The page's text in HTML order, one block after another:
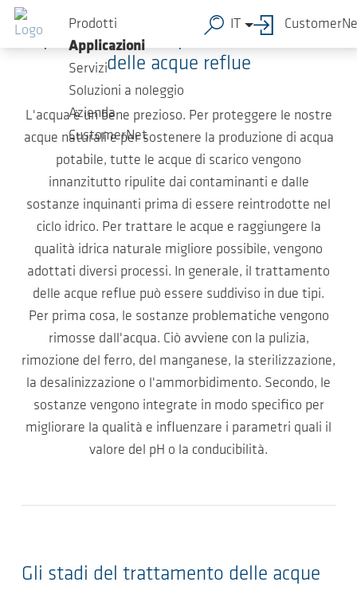
Salta al contenuto principale
Prodotti
Applicazioni
Servizi
Soluzioni a noleggio
Azienda
CustomerNet
IT
I processi di base per il trattamento
delle acque reflue
L'acqua è un bene prezioso. Per proteggere le nostre
acque naturali e per sostenere la produzione di acqua
potabile, tutte le acque di scarico vengono
innanzitutto ripulite dai contaminanti e dalle
sostanze inquinanti prima di essere reintrodotte nel
ciclo idrico. Per trattare le acque e raggiungere la
qualità idrica naturale migliore possibile, vengono
adottati diversi processi. In generale, il trattamento
delle acque reflue può essere suddiviso in due tipi.
Per prima cosa, le sostanze problematiche vengono
rimosse dall'acqua. Ciò avviene con la pulizia,
rimozione del ferro, del manganese, la sterilizzazione,
la desalinizzazione o l'ammorbidimento. Secondo, le
sostanze vengono integrate in modo specifico per
migliorare la qualità e influenzare i parametri quali il
valore del pH o la conducibilità.
Gli stadi del trattamento delle acque